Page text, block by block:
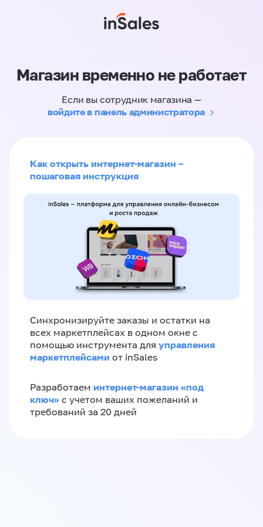
Магазин временно не работает
Если вы сотрудник магазина —
войдите в панель администратора
Как открыть интернет-магазин –
пошаговая инструкция
Синхронизируйте заказы и остатки на
всех маркетплейсах в одном окне с
помощью инструмента для управления
маркетплейсами от inSales
Разработаем интернет-магазин «‎под
ключ»‎ с учетом ваших пожеланий и
требований за 20 дней